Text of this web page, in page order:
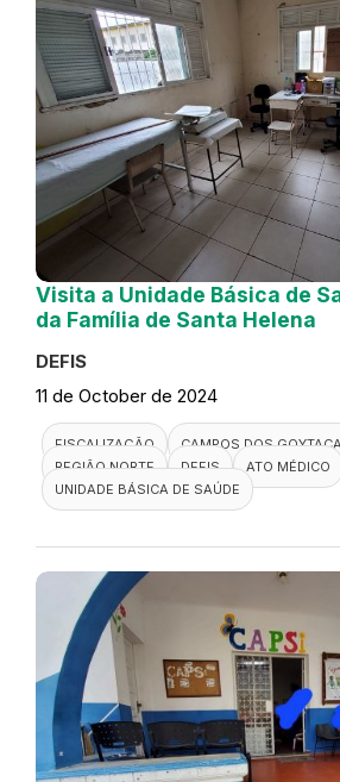
Visita a Unidade Básica de
da Família de Santa Helena
DEFIS
11 de October de 2024
FISCALIZAÇÃO
CAMPOS DOS
REGIÃO NORTE
DEFIS
ATO MÉDICO
UNIDADE BÁSICA DE SAÚDE